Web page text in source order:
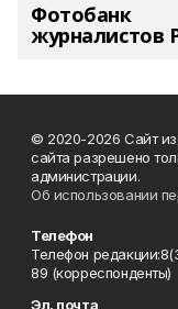
Фотобанк
журналистов
© 2020-2026 Сайт
сайта разрешено
администрации.
Об использовании
Телефон
Телефон
89 (корреспонденты)
Эл. почта